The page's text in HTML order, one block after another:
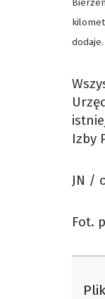
dodaje.
Izby
JN /
Fot.